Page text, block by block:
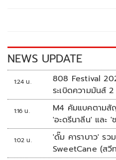
k k
NEWS UPDATE
1:24 น.
808 Festival
ระเบิดความมันส์
1:16 น.
M4 คัมแบคตาม
'อะดรีนาลีน' และ '
1:02 น.
'ดั๊ม คาราบาว' ร
SweetCane (สวี